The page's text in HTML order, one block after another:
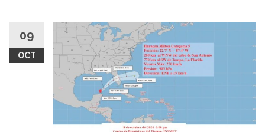
09
OCT